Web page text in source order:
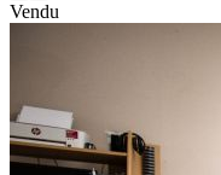
Vendu